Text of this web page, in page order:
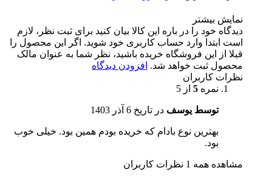
نمایش بیشتر
دیدگاه خود را در باره این کالا بیان کنید برای ثبت نظر، لازم
است ابتدا وارد حساب کاربری خود شوید. اگر این محصول را
قبلا از این فروشگاه خریده باشید، نظر شما به عنوان مالک
محصول ثبت خواهد شد. افزودن دیدگاه
نظرات کاربران
نمره 5 از 5
توسط یوسف در تاریخ 6 آذر 1403
بهترین نوع بادام که خریده بودم همین بود. خیلی خوب
بود.
مشاهده همه 1 نظرات کاربران